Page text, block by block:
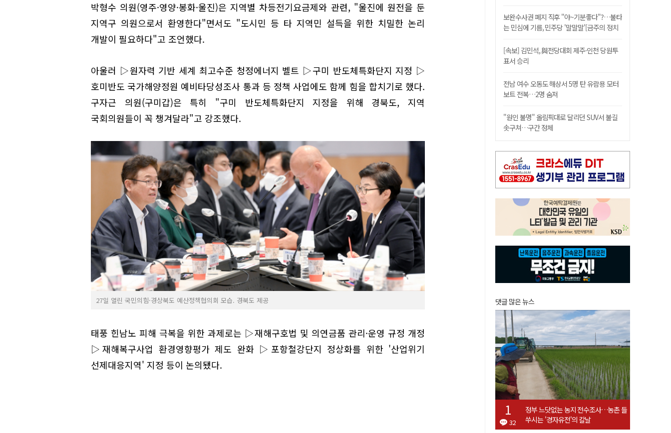
박형수 의원(영주·영양·봉화·울진)은 지역별 차등전기요금제와 관련, "울진에 원전을 둔
지역구 의원으로서 환영한다"면서도 "도시민 등 타 지역민 설득을 위한 치밀한 논리
개발이 필요하다"고 조언했다.
아울러 ▷원자력 기반 세계 최고수준 청정에너지 벨트 ▷구미 반도체특화단지 지정 ▷
호미반도 국가해양정원 예비타당성조사 통과 등 정책 사업에도 함께 힘을 합치기로 했다.
구자근 의원(구미갑)은 특히 "구미 반도체특화단지 지정을 위해 경북도, 지역
국회의원들이 꼭 챙겨달라"고 강조했다.
27일 열린 국민의힘·경상북도 예산정책협의회 모습. 경북도 제공
태풍 힌남노 피해 극복을 위한 과제로는 ▷재해구호법 및 의연금품 관리·운영 규정 개정
▷재해복구사업 환경영향평가 제도 완화 ▷포항철강단지 정상화를 위한 '산업위기
선제대응지역' 지정 등이 논의됐다.
보완수사권 폐지 직후 "야~기분좋다"?…불타
는 민심에 기름, 민주당 '말말말'[금주의 정치
[속보] 김민석, 與전당대회 제주·인천 당원투
표서 승리
전남 여수 오동도 해상서 5명 탄 유람용 모터
보트 전복…2명 숨져
"원인 불명" 올림픽대로 달리던 SUV서 불길
솟구쳐…구간 정체
댓글 많은 뉴스
32
정부 느닷없는 농지 전수조사…농촌 들
쑤시는 '경자유전'의 칼날